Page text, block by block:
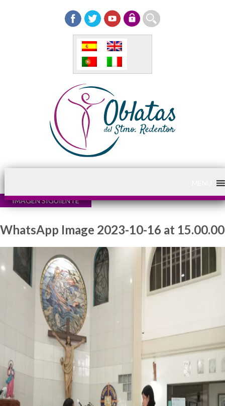
IMAGEN SIGUIENTE
WhatsApp Image 2023-10-16 at 15.00.00